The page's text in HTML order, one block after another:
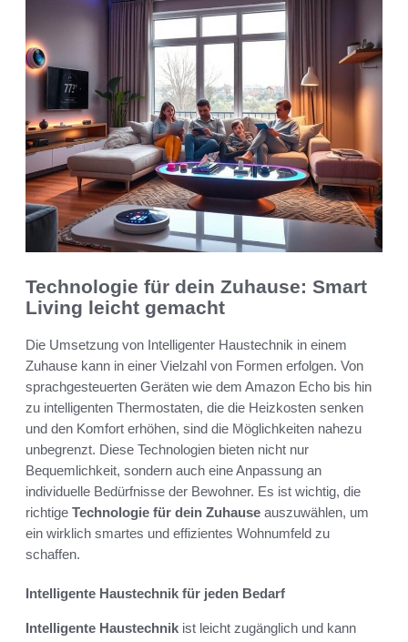
Technologie für dein Zuhause: Smart
Living leicht gemacht
Die Umsetzung von Intelligenter Haustechnik in einem
Zuhause kann in einer Vielzahl von Formen erfolgen. Von
sprachgesteuerten Geräten wie dem Amazon Echo bis hin
zu intelligenten Thermostaten, die die Heizkosten senken
und den Komfort erhöhen, sind die Möglichkeiten nahezu
unbegrenzt. Diese Technologien bieten nicht nur
Bequemlichkeit, sondern auch eine Anpassung an
individuelle Bedürfnisse der Bewohner. Es ist wichtig, die
richtige Technologie für dein Zuhause auszuwählen, um
ein wirklich smartes und effizientes Wohnumfeld zu
schaffen.
Intelligente Haustechnik für jeden Bedarf
Intelligente Haustechnik ist leicht zugänglich und kann